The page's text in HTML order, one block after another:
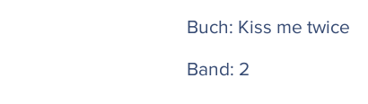
Buch: Kiss me twice
Band: 2